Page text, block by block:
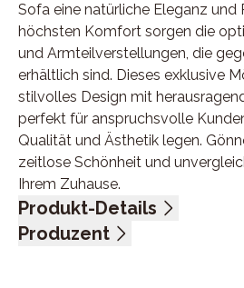
Sofa eine natürliche Eleganz und
höchsten Komfort sorgen die
und Armteilverstellungen, die
erhältlich sind. Dieses exklusive
stilvolles Design mit
perfekt für anspruchsvolle
Qualität und Ästhetik legen.
zeitlose Schönheit und
Ihrem Zuhause.
Produkt-Details
Nubuk-Anilin Leder, Farbe olive,
Produzent